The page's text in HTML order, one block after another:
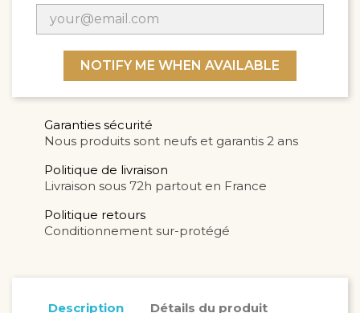
NOTIFY ME WHEN AVAILABLE
Garanties sécurité
Nous produits sont neufs et garantis 2 ans
Politique de livraison
Livraison sous 72h partout en France
Politique retours
Conditionnement sur-protégé
Description
Détails du produit